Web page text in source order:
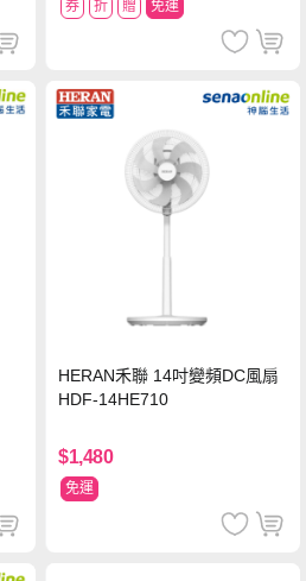
券 折 贈 免運
HERAN禾聯 14吋變頻DC風扇
HDF-14HE710
$1,480
免運